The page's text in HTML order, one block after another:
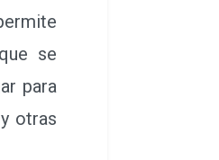
se
para
otras